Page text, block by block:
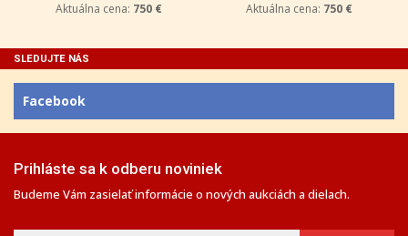
Aktuálna cena: 750 € Aktuálna cena: 750 €
SLEDUJTE NÁS
Facebook
Prihláste sa k odberu noviniek
Budeme Vám zasielať informácie o nových aukciách a dielach.